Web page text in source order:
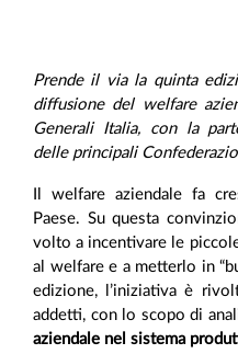
Prende il via la quinta
diffusione del welfare
Generali Italia, con la
delle principali
Il welfare aziendale fa
Paese. Su questa
volto a incentivare le
al welfare e a metterlo in
edizione, l’iniziativa è
addetti, con lo scopo di
aziendale nel sistema